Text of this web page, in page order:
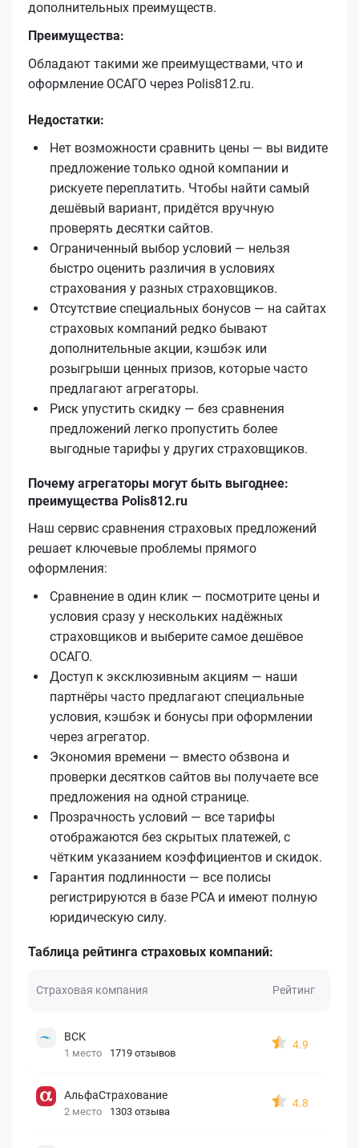
дополнительных преимуществ.
Преимущества:
Обладают такими же преимуществами, что и
оформление ОСАГО через Polis812.ru.
Недостатки:
Нет возможности сравнить цены — вы видите
предложение только одной компании и
рискуете переплатить. Чтобы найти самый
дешёвый вариант, придётся вручную
проверять десятки сайтов.
Ограниченный выбор условий — нельзя
быстро оценить различия в условиях
страхования у разных страховщиков.
Отсутствие специальных бонусов — на сайтах
страховых компаний редко бывают
дополнительные акции, кэшбэк или
розыгрыши ценных призов, которые часто
предлагают агрегаторы.
Риск упустить скидку — без сравнения
предложений легко пропустить более
выгодные тарифы у других страховщиков.
Почему агрегаторы могут быть выгоднее:
преимущества Polis812.ru
Наш сервис сравнения страховых предложений
решает ключевые проблемы прямого
оформления:
Сравнение в один клик — посмотрите цены и
условия сразу у нескольких надёжных
страховщиков и выберите самое дешёвое
ОСАГО.
Доступ к эксклюзивным акциям — наши
партнёры часто предлагают специальные
условия, кэшбэк и бонусы при оформлении
через агрегатор.
Экономия времени — вместо обзвона и
проверки десятков сайтов вы получаете все
предложения на одной странице.
Прозрачность условий — все тарифы
отображаются без скрытых платежей, с
чётким указанием коэффициентов и скидок.
Гарантия подлинности — все полисы
регистрируются в базе РСА и имеют полную
юридическую силу.
Таблица рейтинга страховых компаний:
Страховая компания Рейтинг
ВСК
1 место 1719 отзывов
4.9
АльфаСтрахование
2 место 1303 отзыва
4.8